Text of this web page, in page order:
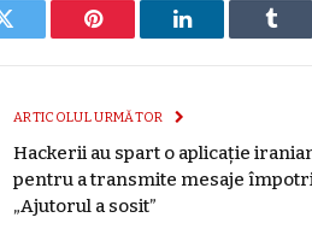
Twitter Pinterest LinkedIn
ARTICOLUL URMĂTOR
Hackerii au spart o aplicație
pentru a transmite mesaje
„Ajutorul a sosit”